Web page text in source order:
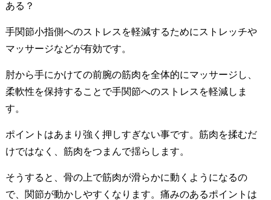
ある？
手関節小指側へのストレスを軽減するためにストレッチや
マッサージなどが有効です。
肘から手にかけての前腕の筋肉を全体的にマッサージし、
柔軟性を保持することで手関節へのストレスを軽減しま
す。
ポイントはあまり強く押しすぎない事です。筋肉を揉むだ
けではなく、筋肉をつまんで揺らします。
そうすると、骨の上で筋肉が滑らかに動くようになるの
で、関節が動かしやすくなります。痛みのあるポイントは